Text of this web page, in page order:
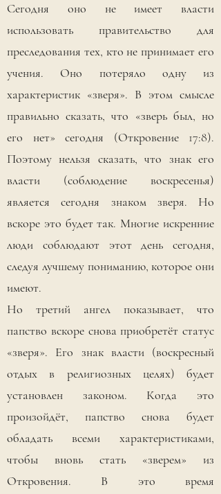
Сегодня оно не имеет власти
использовать правительство для
преследования тех, кто не принимает его
учения. Оно потеряло одну из
характеристик «зверя». В этом смысле
правильно сказать, что «зверь был, но
его нет» сегодня (Откровение 17:8).
Поэтому нельзя сказать, что знак его
власти (соблюдение воскресенья)
является сегодня знаком зверя. Но
вскоре это будет так. Многие искренние
люди соблюдают этот день сегодня,
следуя лучшему пониманию, которое они
имеют.
Но третий ангел показывает, что
папство вскоре снова приобретёт статус
«зверя». Его знак власти (воскресный
отдых в религиозных целях) будет
установлен законом. Когда это
произойдёт, папство снова будет
обладать всеми характеристиками,
чтобы вновь стать «зверем» из
Откровения. В это время